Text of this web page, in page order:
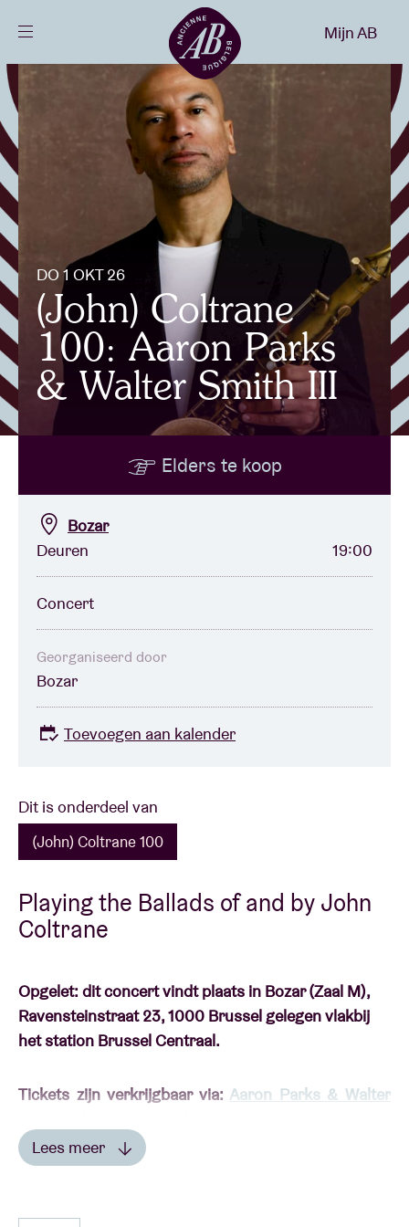
NL
Agenda
Projecten
Nieuws
Bezoekersinfo
AB ❤ you
BRDCST
ABtv
Concertcheque
Over AB
Contact
Mijn AB
DO 1 OKT 26
(John) Coltrane
100: Aaron Parks
& Walter Smith III
Dit is onderdeel van
(John) Coltrane 100
Playing the Ballads of and by John
Coltrane
Opgelet: dit concert vindt plaats in Bozar (Zaal M),
Ravensteinstraat 23, 1000 Brussel gelegen vlakbij
het station Brussel Centraal.
Tickets zijn verkrijgbaar via: Aaron Parks & Walter
Lees meer
Elders te koop
Bozar
Deuren
19:00
Concert
Georganiseerd door
Bozar
Toevoegen aan kalender